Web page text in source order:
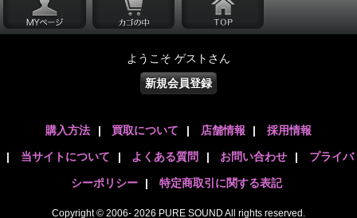
ようこそ ゲストさん
新規会員登録
購入方法 | 買取について | 店舗情報 | 採用情報
| 当サイトについて | よくある質問 | お問い合わせ | プライバ
シーポリシー | 特定商取引に関する表記
Copyright © 2006- 2026 PURE SOUND All rights reserved.